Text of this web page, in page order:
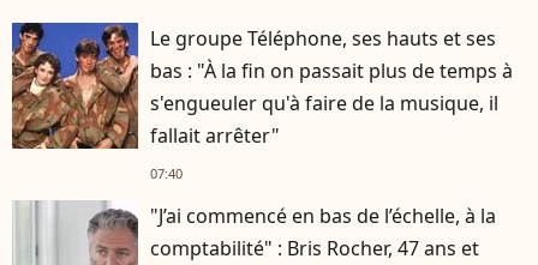
Le groupe Téléphone, ses hauts et ses
bas : "À la fin on passait plus de temps à
s'engueuler qu'à faire de la musique, il
fallait arrêter"
07:40
"J’ai commencé en bas de l’échelle, à la
comptabilité" : Bris Rocher, 47 ans et